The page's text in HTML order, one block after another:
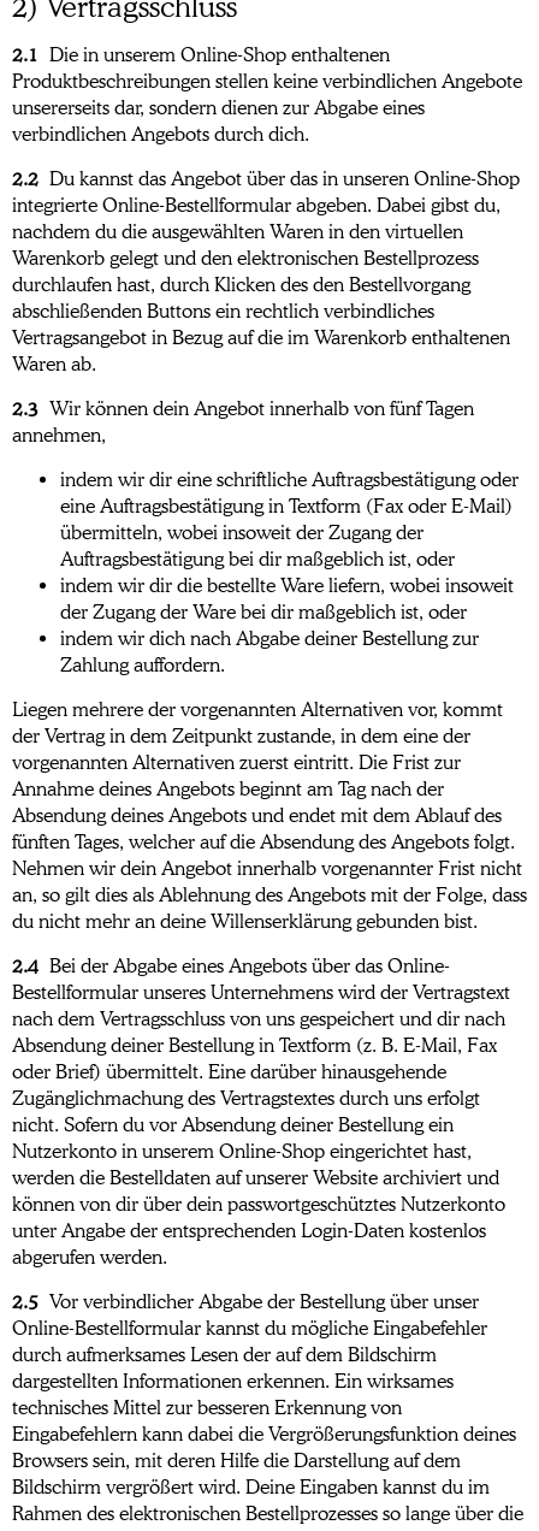
2.1 Die in unserem Online-Shop enthaltenen
Produktbeschreibungen stellen keine verbindlichen Angebote
unsererseits dar, sondern dienen zur Abgabe eines
verbindlichen Angebots durch dich.
2.2 Du kannst das Angebot über das in unseren Online-Shop
integrierte Online-Bestellformular abgeben. Dabei gibst du,
nachdem du die ausgewählten Waren in den virtuellen
Warenkorb gelegt und den elektronischen Bestellprozess
durchlaufen hast, durch Klicken des den Bestellvorgang
abschließenden Buttons ein rechtlich verbindliches
Vertragsangebot in Bezug auf die im Warenkorb enthaltenen
Waren ab.
2.3 Wir können dein Angebot innerhalb von fünf Tagen
annehmen,
indem wir dir eine schriftliche Auftragsbestätigung oder
eine Auftragsbestätigung in Textform (Fax oder E-Mail)
übermitteln, wobei insoweit der Zugang der
Auftragsbestätigung bei dir maßgeblich ist, oder
indem wir dir die bestellte Ware liefern, wobei insoweit
der Zugang der Ware bei dir maßgeblich ist, oder
indem wir dich nach Abgabe deiner Bestellung zur
Zahlung auffordern.
Liegen mehrere der vorgenannten Alternativen vor, kommt
der Vertrag in dem Zeitpunkt zustande, in dem eine der
vorgenannten Alternativen zuerst eintritt. Die Frist zur
Annahme deines Angebots beginnt am Tag nach der
Absendung deines Angebots und endet mit dem Ablauf des
fünften Tages, welcher auf die Absendung des Angebots folgt.
Nehmen wir dein Angebot innerhalb vorgenannter Frist nicht
an, so gilt dies als Ablehnung des Angebots mit der Folge, dass
du nicht mehr an deine Willenserklärung gebunden bist.
2.4 Bei der Abgabe eines Angebots über das Online-
Bestellformular unseres Unternehmens wird der Vertragstext
nach dem Vertragsschluss von uns gespeichert und dir nach
Absendung deiner Bestellung in Textform (z. B. E-Mail, Fax
oder Brief) übermittelt. Eine darüber hinausgehende
Zugänglichmachung des Vertragstextes durch uns erfolgt
nicht. Sofern du vor Absendung deiner Bestellung ein
Nutzerkonto in unserem Online-Shop eingerichtet hast,
werden die Bestelldaten auf unserer Website archiviert und
können von dir über dein passwortgeschütztes Nutzerkonto
unter Angabe der entsprechenden Login-Daten kostenlos
abgerufen werden.
2.5 Vor verbindlicher Abgabe der Bestellung über unser
Online-Bestellformular kannst du mögliche Eingabefehler
durch aufmerksames Lesen der auf dem Bildschirm
dargestellten Informationen erkennen. Ein wirksames
technisches Mittel zur besseren Erkennung von
Eingabefehlern kann dabei die Vergrößerungsfunktion deines
Browsers sein, mit deren Hilfe die Darstellung auf dem
Bildschirm vergrößert wird. Deine Eingaben kannst du im
Rahmen des elektronischen Bestellprozesses so lange über die